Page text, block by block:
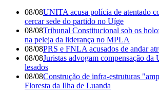
08/08UNITA acusa polícia de atentado
cercar sede do partido no Uíge
08/08Tribunal Constitucional sob os
na peleja da liderança no MPLA
08/08PRS e FNLA acusados de andar
08/08Juristas advogam compensação da
lesados
08/08Construção de infra-estruturas
Floresta da Ilha de Luanda